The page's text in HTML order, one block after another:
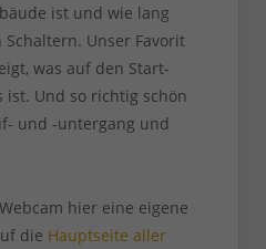
ist und wie lang
Unser Favorit
was auf den Start-
ist. Und so richtig schön
und -untergang und
hier eine eigene
die Hauptseite aller